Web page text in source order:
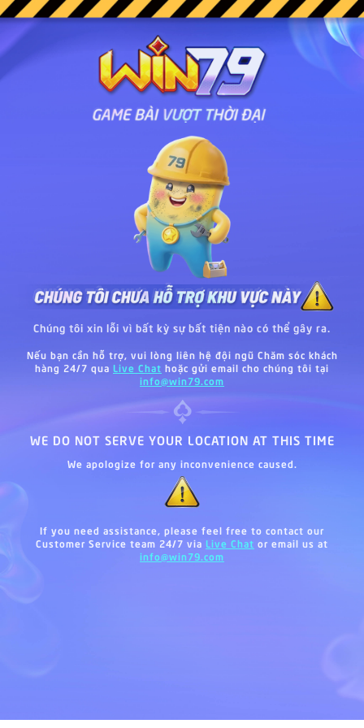
Chúng tôi xin lỗi vì bất kỳ sự bất tiện nào có thể gây ra.
Nếu bạn cần hỗ trợ, vui lòng liên hệ đội ngũ Chăm sóc khách
hàng 24/7 qua Live Chat hoặc gửi email cho chúng tôi tại
info@win79.com
WE DO NOT SERVE YOUR LOCATION AT THIS TIME
We apologize for any inconvenience caused.
If you need assistance, please feel free to contact our
Customer Service team 24/7 via Live Chat or email us at
info@win79.com